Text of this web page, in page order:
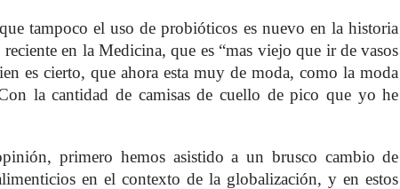
tampoco el uso de probióticos es nuevo en la historia
en la Medicina, que es “mas viejo que ir de vasos
es cierto, que ahora esta muy de moda, como la moda
la cantidad de camisas de cuello de pico que yo he
primero hemos asistido a un brusco cambio de
en el contexto de la globalización, y en estos